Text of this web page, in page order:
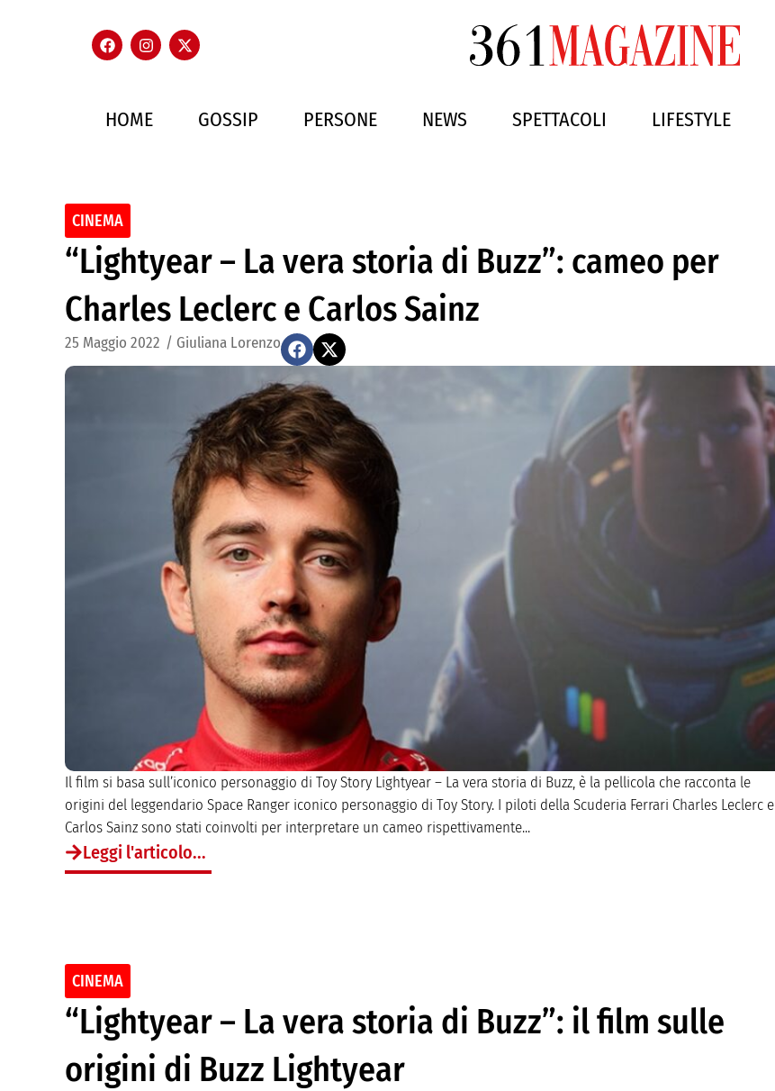
HOME GOSSIP PERSONE NEWS SPETTACOLI LIFESTYLE
CINEMA
“Lightyear – La vera storia di Buzz”: cameo per
Charles Leclerc e Carlos Sainz
25 Maggio 2022 / Giuliana Lorenzo
Il film si basa sull’iconico personaggio di Toy Story Lightyear – La vera storia di Buzz, è la pellicola che racconta le
origini del leggendario Space Ranger iconico personaggio di Toy Story. I piloti della Scuderia Ferrari Charles Leclerc e
Carlos Sainz sono stati coinvolti per interpretare un cameo rispettivamente...
Leggi l'articolo...
CINEMA
“Lightyear – La vera storia di Buzz”: il film sulle
origini di Buzz Lightyear